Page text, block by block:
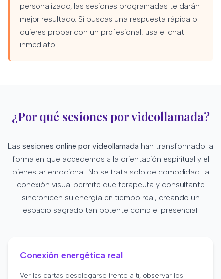
personalizado, las sesiones programadas te darán
mejor resultado. Si buscas una respuesta rápida o
quieres probar con un profesional, usa el chat
inmediato.
¿Por qué sesiones por videollamada?
Las sesiones online por videollamada han transformado la
forma en que accedemos a la orientación espiritual y el
bienestar emocional. No se trata solo de comodidad: la
conexión visual permite que terapeuta y consultante
sincronicen su energía en tiempo real, creando un
espacio sagrado tan potente como el presencial.
Conexión energética real
Ver las cartas desplegarse frente a ti, observar los